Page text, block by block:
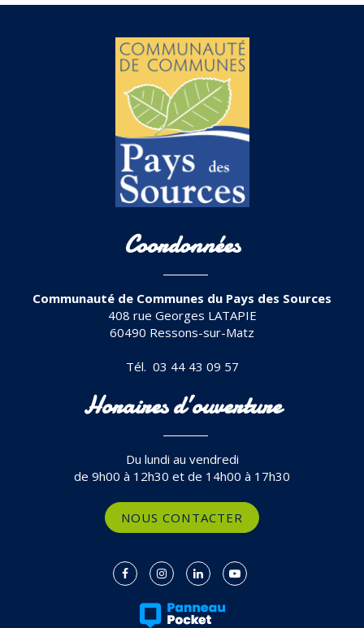
Coordonnées
Communauté de Communes du Pays des Sources
408 rue Georges LATAPIE
60490 Ressons-sur-Matz
Tél. 03 44 43 09 57
Horaires d’ouverture
Du lundi au vendredi
de 9h00 à 12h30 et de 14h00 à 17h30
NOUS CONTACTER
Lien
Lien
le
Lien
le
Lien